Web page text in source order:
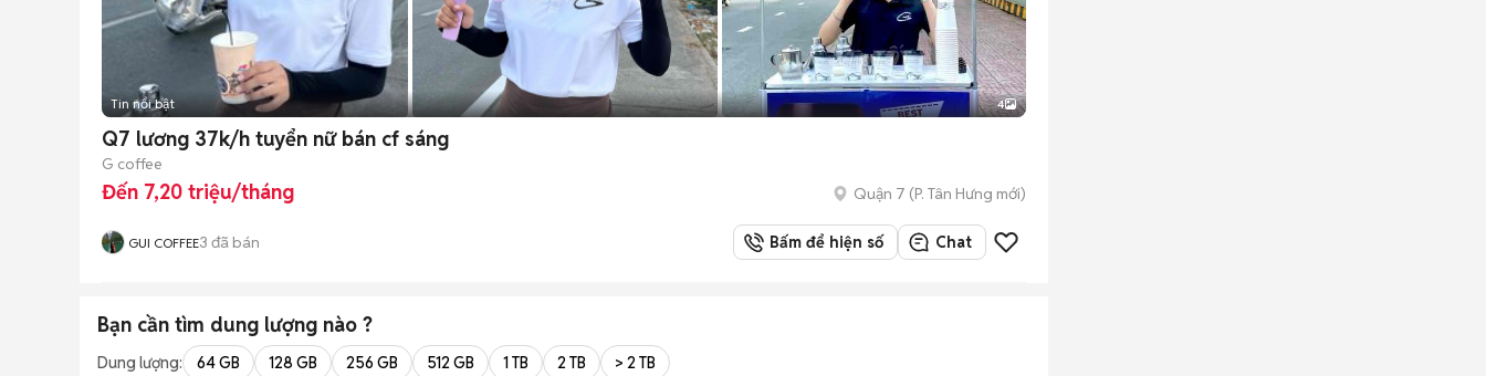
Tin nổi bật 4
Q7 lương 37k/h tuyển nữ bán cf sáng
G coffee
Đến 7,20 triệu/tháng Quận 7 (P. Tân Hưng mới)
GUI COFFEE3 đã bán Bấm để hiện số Chat
Bạn cần tìm dung lượng nào ?
Dung lượng: 64 GB 128 GB 256 GB 512 GB 1 TB 2 TB > 2 TB